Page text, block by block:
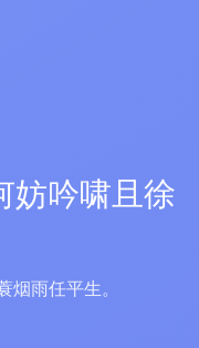
妨吟啸且徐
雨任平生。